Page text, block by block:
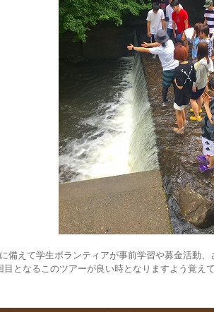
備えて学生ボランティアが事前学習や募金活動
目となるこのツアーが良い時となりますよう覚え